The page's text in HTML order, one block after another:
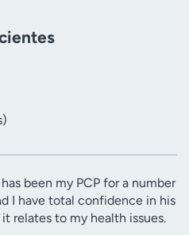
been my PCP for a number
I have total confidence in his
relates to my health issues.